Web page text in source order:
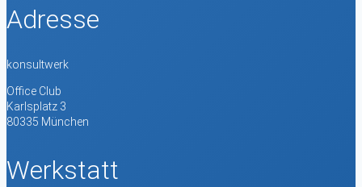
Adresse
konsultwerk
Office Club
Karlsplatz 3
80335 München
Werkstatt